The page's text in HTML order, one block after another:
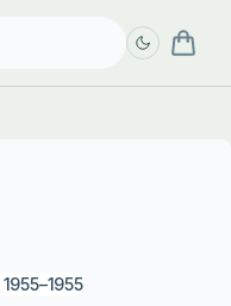
1955–1955